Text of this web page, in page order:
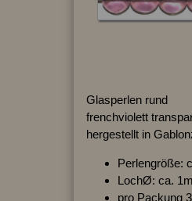
Glasperlen rund
frenchviolett
hergestellt in
Perlengröße:
LochØ: ca.
pro Packung